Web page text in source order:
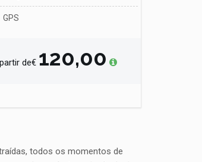
GPS
de€ 120,00
todos os momentos de